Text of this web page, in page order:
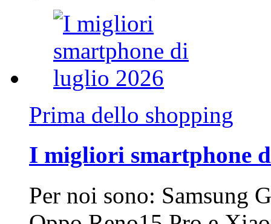
Prima dello shopping
I migliori smartphone
Per noi sono: Samsung